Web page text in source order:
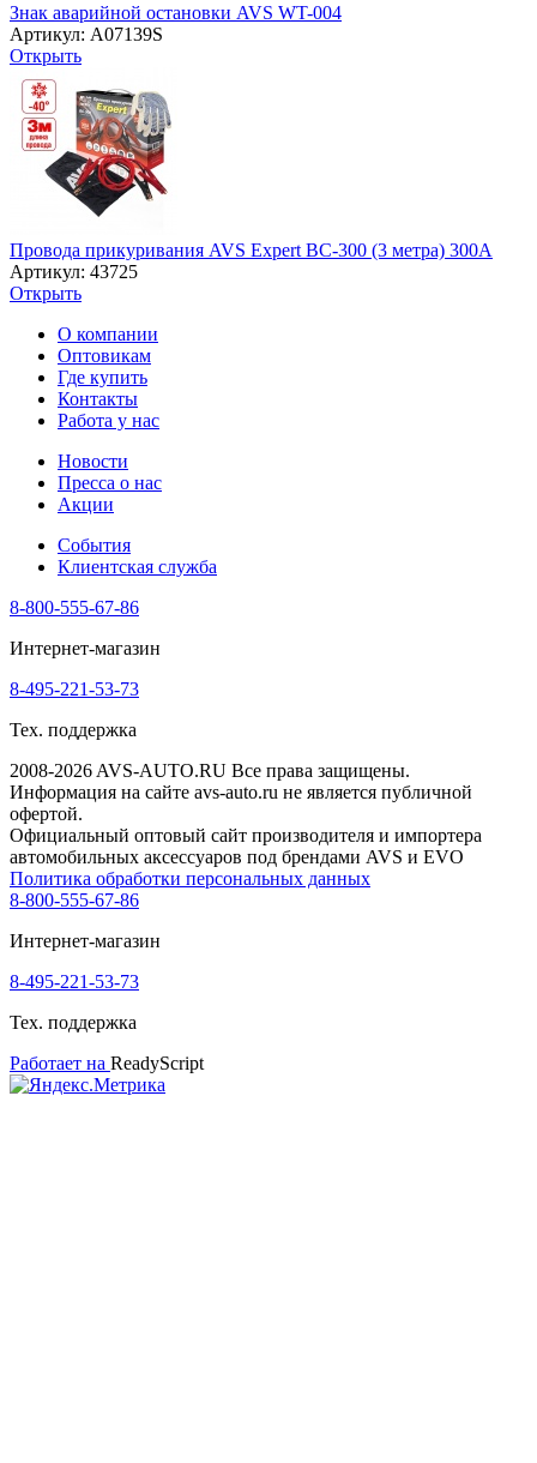
Знак аварийной остановки AVS WT-004
Артикул: A07139S
Открыть
Провода прикуривания AVS Expert BC-300 (3 метра) 300А
Артикул: 43725
Открыть
О компании
Оптовикам
Где купить
Контакты
Работа у нас
Новости
Пресса о нас
Акции
События
Клиентская служба
8-800-555-67-86
Интернет-магазин
8-495-221-53-73
Тех. поддержка
2008-2026 AVS-AUTO.RU Все права защищены.
Информация на сайте avs-auto.ru не является публичной
офертой.
Официальный оптовый сайт производителя и импортера
автомобильных аксессуаров под брендами AVS и EVO
Политика обработки персональных данных
8-800-555-67-86
Интернет-магазин
8-495-221-53-73
Тех. поддержка
Работает на ReadyScript